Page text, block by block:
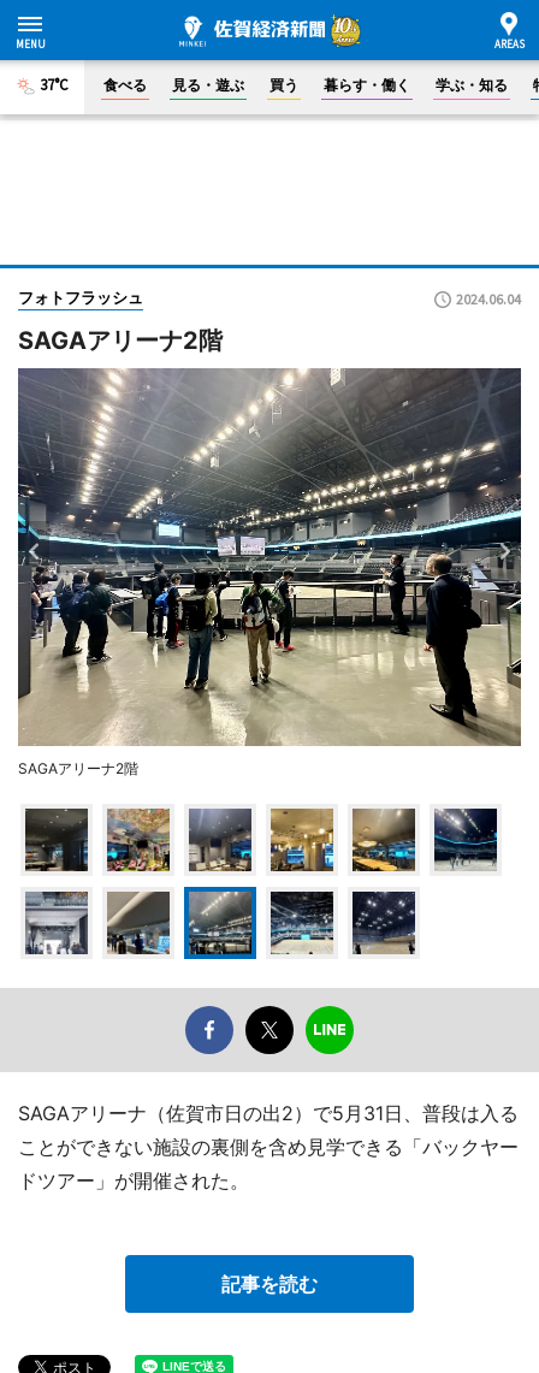
37°C 食べる 見る・遊ぶ 買う 暮らす・働く 学ぶ・知る
フォトフラッシュ 2024.06.04
SAGAアリーナ2階
SAGAアリーナ2階
SAGAアリーナ（佐賀市日の出2）で5月31日、普段は入る
ことができない施設の裏側を含め見学できる「バックヤー
ドツアー」が開催された。
記事を読む